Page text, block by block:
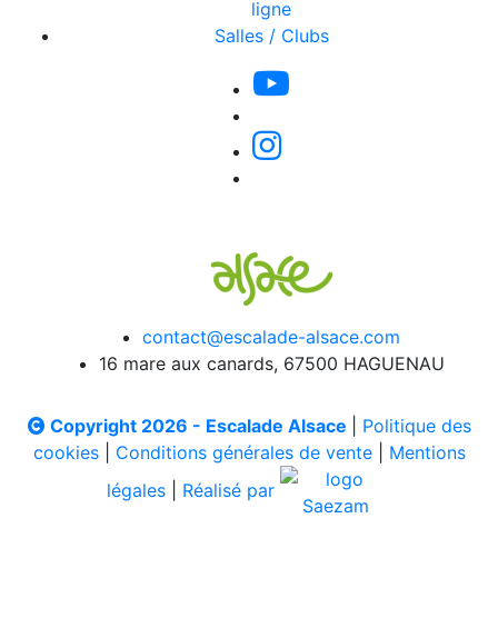
ligne
Salles / Clubs
contact@escalade-alsace.com
16 mare aux canards, 67500 HAGUENAU
Copyright 2026 - Escalade Alsace
Politique des
cookies| Conditions générales de vente| Mentions
légales
Réalisé par